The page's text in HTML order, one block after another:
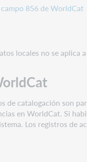
856 de WorldCat
locales no se aplica
de catalogación son
en WorldCat. Si
Los registros de